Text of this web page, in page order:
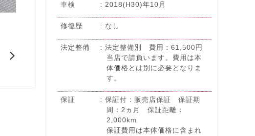
車検 2018(H30)年10月
修復歴 なし
法定整備
法定整備別 費用：61,500円
当店で請負います。費用は本
体価格とは別に必要となりま
す。
保証
保証付：販売店保証 保証期
間：2ヵ月 保証距離：
2,000km
保証費用は本体価格に含まれ